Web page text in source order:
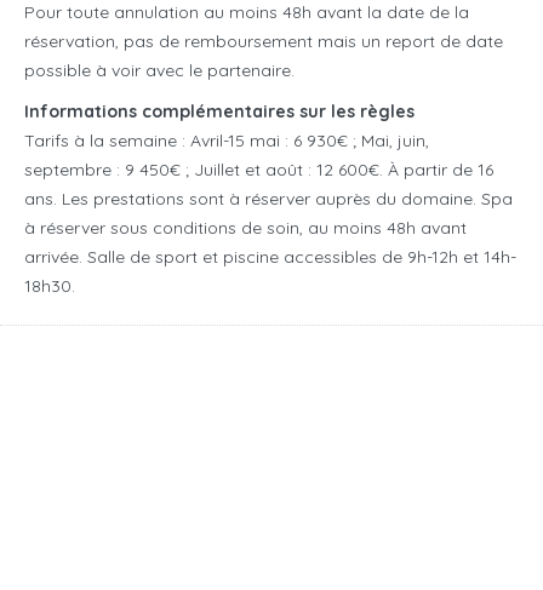
Pour toute annulation au moins 48h avant la date de la
réservation, pas de remboursement mais un report de date
possible à voir avec le partenaire.
Informations complémentaires sur les règles
Tarifs à la semaine : Avril-15 mai : 6 930€ ; Mai, juin,
septembre : 9 450€ ; Juillet et août : 12 600€. À partir de 16
ans. Les prestations sont à réserver auprès du domaine. Spa
à réserver sous conditions de soin, au moins 48h avant
arrivée. Salle de sport et piscine accessibles de 9h-12h et 14h-
18h30.